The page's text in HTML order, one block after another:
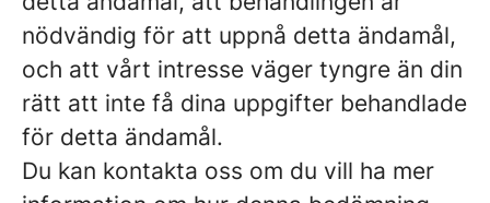
nödvändig för att uppnå detta ändamål,
och att vårt intresse väger tyngre än din
rätt att inte få dina uppgifter behandlade
för detta ändamål.
Du kan kontakta oss om du vill ha mer